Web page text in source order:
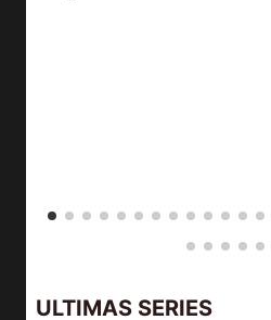
ULTIMAS SERIES